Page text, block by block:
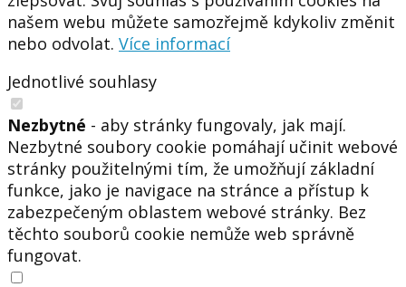
našem webu můžete samozřejmě kdykoliv změnit
nebo odvolat. Více informací
Jednotlivé souhlasy
Nezbytné - aby stránky fungovaly, jak mají.
Nezbytné soubory cookie pomáhají učinit webové
stránky použitelnými tím, že umožňují základní
funkce, jako je navigace na stránce a přístup k
zabezpečeným oblastem webové stránky. Bez
těchto souborů cookie nemůže web správně
fungovat.